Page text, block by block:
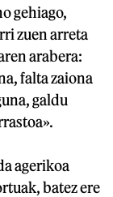
gehiago,
zuen arreta
arabera:
falta zaiona
galdu
agerikoa
batez ere